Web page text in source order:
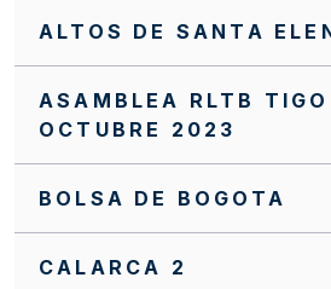
ALTOS DE SANTA
ASAMBLEA RLTB TIGO
OCTUBRE 2023
BOLSA DE BOGOTA
CALARCA 2